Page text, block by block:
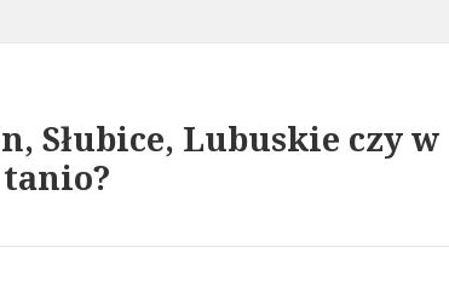
Słubice, Lubuskie czy w